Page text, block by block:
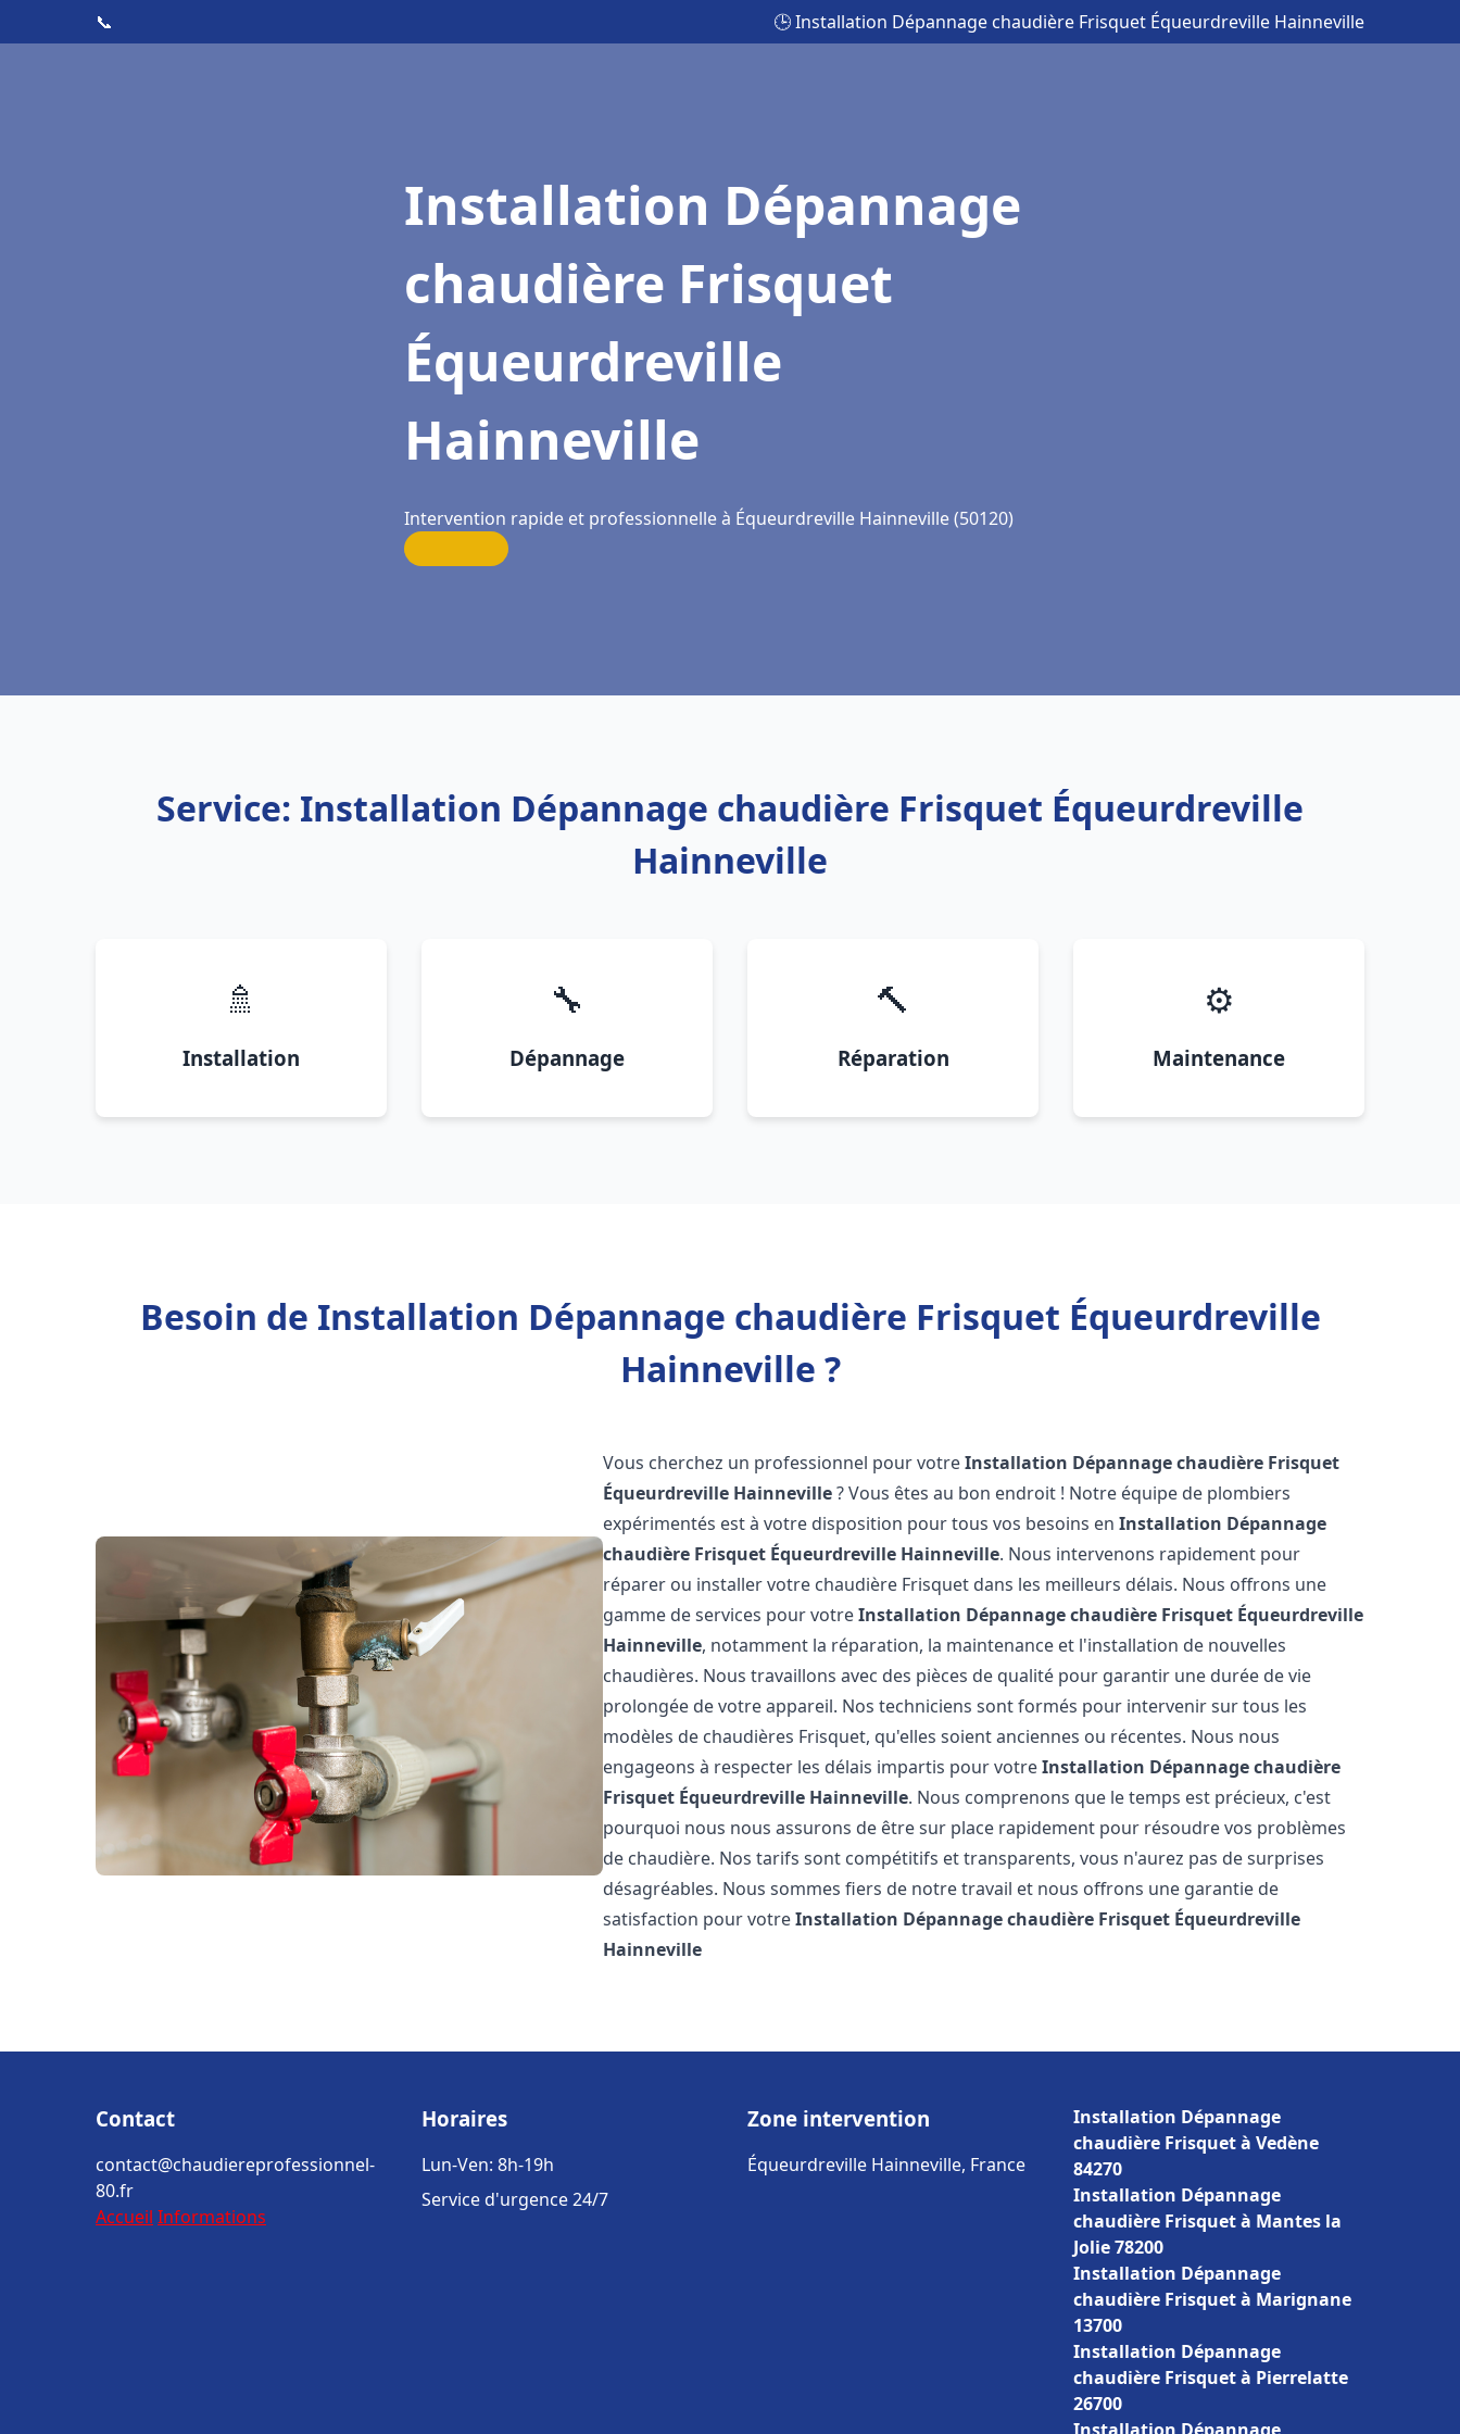
📞 🕒 Installation Dépannage chaudière Frisquet Équeurdreville Hainneville
Installation Dépannage
chaudière Frisquet
Équeurdreville
Hainneville
Intervention rapide et professionnelle à Équeurdreville Hainneville (50120)
Service: Installation Dépannage chaudière Frisquet Équeurdreville
Hainneville
🚿
Installation
🔧
Dépannage
🔨
Réparation
⚙️
Maintenance
Besoin de Installation Dépannage chaudière Frisquet Équeurdreville
Hainneville ?
Vous cherchez un professionnel pour votreInstallation Dépannage chaudière Frisquet
Équeurdreville Hainneville? Vous êtes au bon endroit ! Notre équipe de plombiers
expérimentés est à votre disposition pour tous vos besoins enInstallation Dépannage
chaudière Frisquet Équeurdreville Hainneville. Nous intervenons rapidement pour
réparer ou installer votre chaudière Frisquet dans les meilleurs délais. Nous offrons une
gamme de services pour votreInstallation Dépannage chaudière Frisquet Équeurdreville
Hainneville, notamment la réparation, la maintenance et l'installation de nouvelles
chaudières. Nous travaillons avec des pièces de qualité pour garantir une durée de vie
prolongée de votre appareil. Nos techniciens sont formés pour intervenir sur tous les
modèles de chaudières Frisquet, qu'elles soient anciennes ou récentes. Nous nous
engageons à respecter les délais impartis pour votreInstallation Dépannage chaudière
Frisquet Équeurdreville Hainneville. Nous comprenons que le temps est précieux, c'est
pourquoi nous nous assurons de être sur place rapidement pour résoudre vos problèmes
de chaudière. Nos tarifs sont compétitifs et transparents, vous n'aurez pas de surprises
désagréables. Nous sommes fiers de notre travail et nous offrons une garantie de
satisfaction pour votreInstallation Dépannage chaudière Frisquet Équeurdreville
Hainneville
Contact
contact@chaudiereprofessionnel-
80.fr
Accueil Informations
Horaires
Lun-Ven: 8h-19h
Service d'urgence 24/7
Zone intervention
Équeurdreville Hainneville, France
Installation Dépannage
chaudière Frisquet à Vedène
84270
Installation Dépannage
chaudière Frisquet à Mantes la
Jolie 78200
Installation Dépannage
chaudière Frisquet à Marignane
13700
Installation Dépannage
chaudière Frisquet à Pierrelatte
26700